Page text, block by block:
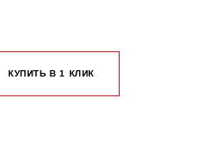
КУПИТЬ В 1 КЛИК